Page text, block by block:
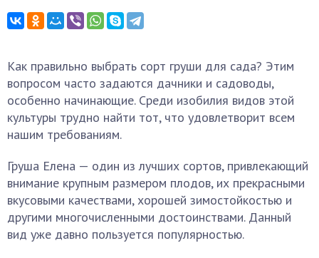
Как правильно выбрать сорт груши для сада? Этим
вопросом часто задаются дачники и садоводы,
особенно начинающие. Среди изобилия видов этой
культуры трудно найти тот, что удовлетворит всем
нашим требованиям.
Груша Елена — один из лучших сортов, привлекающий
внимание крупным размером плодов, их прекрасными
вкусовыми качествами, хорошей зимостойкостью и
другими многочисленными достоинствами. Данный
вид уже давно пользуется популярностью.